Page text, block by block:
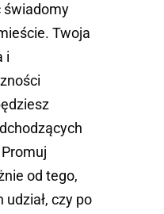
świadomy
Twoja
i
od tego,
czy po